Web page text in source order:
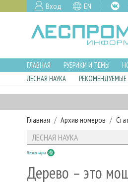
Вход EN
ГЛАВНАЯ РУБРИКИ И ТЕМЫ
ЛЕСНАЯ НАУКА
Главная Архив номеров
ЛЕСНАЯ НАУКА
Лесная наука
Дерево – это